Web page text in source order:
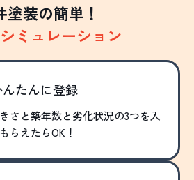
塗装の簡単！
ミュレーション
んたんに登録
さと築年数と劣化状況の3つを入
らえたらOK！